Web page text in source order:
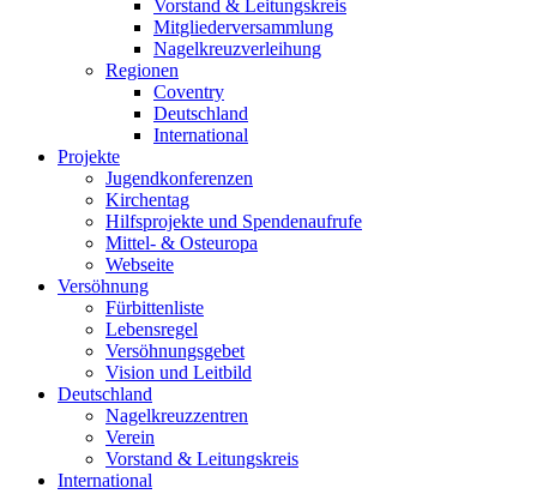
Vorstand & Leitungskreis
Mitgliederversammlung
Nagelkreuzverleihung
Regionen
Coventry
Deutschland
International
Projekte
Jugendkonferenzen
Kirchentag
Hilfsprojekte und Spendenaufrufe
Mittel- & Osteuropa
Webseite
Versöhnung
Fürbittenliste
Lebensregel
Versöhnungsgebet
Vision und Leitbild
Deutschland
Nagelkreuzzentren
Verein
Vorstand & Leitungskreis
International